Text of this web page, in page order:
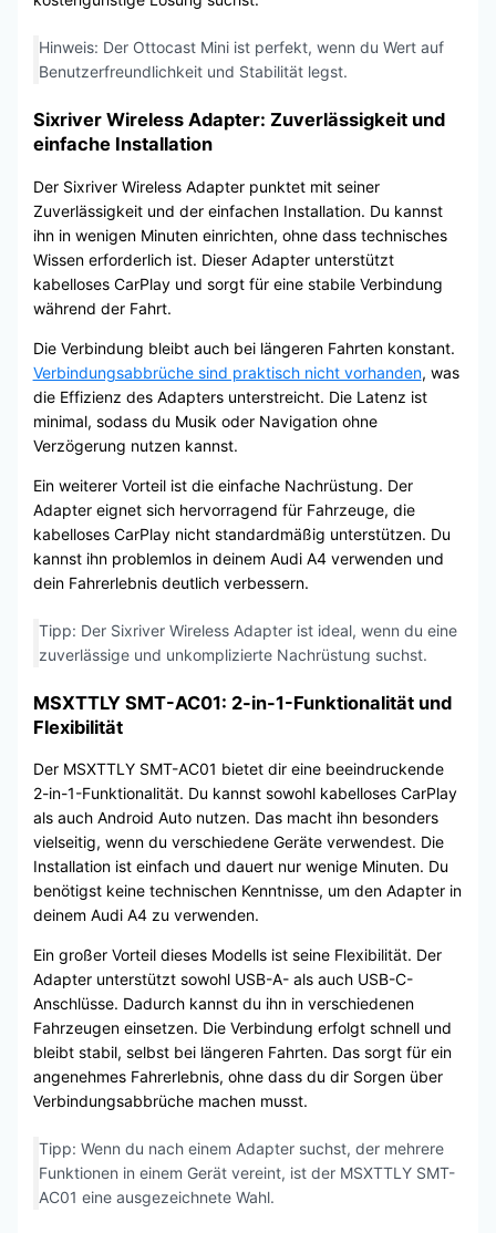
Hinweis: Der Ottocast Mini ist perfekt, wenn du Wert auf
Benutzerfreundlichkeit und Stabilität legst.
Sixriver Wireless Adapter: Zuverlässigkeit und
einfache Installation
Der Sixriver Wireless Adapter punktet mit seiner
Zuverlässigkeit und der einfachen Installation. Du kannst
ihn in wenigen Minuten einrichten, ohne dass technisches
Wissen erforderlich ist. Dieser Adapter unterstützt
kabelloses CarPlay und sorgt für eine stabile Verbindung
während der Fahrt.
Die Verbindung bleibt auch bei längeren Fahrten konstant.
Verbindungsabbrüche sind praktisch nicht vorhanden, was
die Effizienz des Adapters unterstreicht. Die Latenz ist
minimal, sodass du Musik oder Navigation ohne
Verzögerung nutzen kannst.
Ein weiterer Vorteil ist die einfache Nachrüstung. Der
Adapter eignet sich hervorragend für Fahrzeuge, die
kabelloses CarPlay nicht standardmäßig unterstützen. Du
kannst ihn problemlos in deinem Audi A4 verwenden und
dein Fahrerlebnis deutlich verbessern.
Tipp: Der Sixriver Wireless Adapter ist ideal, wenn du eine
zuverlässige und unkomplizierte Nachrüstung suchst.
MSXTTLY SMT-AC01: 2-in-1-Funktionalität und
Flexibilität
Der MSXTTLY SMT-AC01 bietet dir eine beeindruckende
2-in-1-Funktionalität. Du kannst sowohl kabelloses CarPlay
als auch Android Auto nutzen. Das macht ihn besonders
vielseitig, wenn du verschiedene Geräte verwendest. Die
Installation ist einfach und dauert nur wenige Minuten. Du
benötigst keine technischen Kenntnisse, um den Adapter in
deinem Audi A4 zu verwenden.
Ein großer Vorteil dieses Modells ist seine Flexibilität. Der
Adapter unterstützt sowohl USB-A- als auch USB-C-
Anschlüsse. Dadurch kannst du ihn in verschiedenen
Fahrzeugen einsetzen. Die Verbindung erfolgt schnell und
bleibt stabil, selbst bei längeren Fahrten. Das sorgt für ein
angenehmes Fahrerlebnis, ohne dass du dir Sorgen über
Verbindungsabbrüche machen musst.
Tipp: Wenn du nach einem Adapter suchst, der mehrere
Funktionen in einem Gerät vereint, ist der MSXTTLY SMT-
AC01 eine ausgezeichnete Wahl.